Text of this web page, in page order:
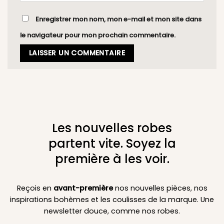
Enregistrer mon nom, mon e-mail et mon site dans
le navigateur pour mon prochain commentaire.
Les nouvelles robes
partent vite. Soyez la
première à les voir.
Reçois en avant-premièrenos nouvelles pièces, nos
inspirations bohèmes et les coulisses de la marque. Une
newsletter douce, comme nos robes.